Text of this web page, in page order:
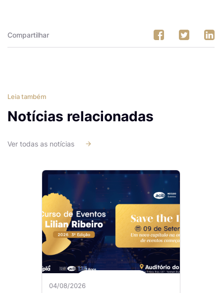
Compartilhar
Leia também
Notícias relacionadas
Ver todas as notícias
04/08/2026